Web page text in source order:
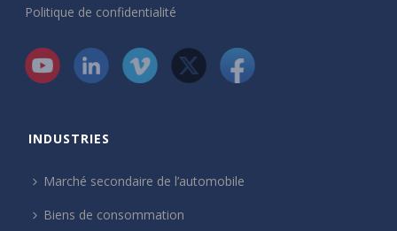
Politique de confidentialité
INDUSTRIES
Marché secondaire de l’automobile
Biens de consommation